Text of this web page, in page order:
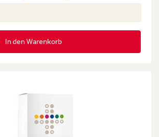
In den Warenkorb